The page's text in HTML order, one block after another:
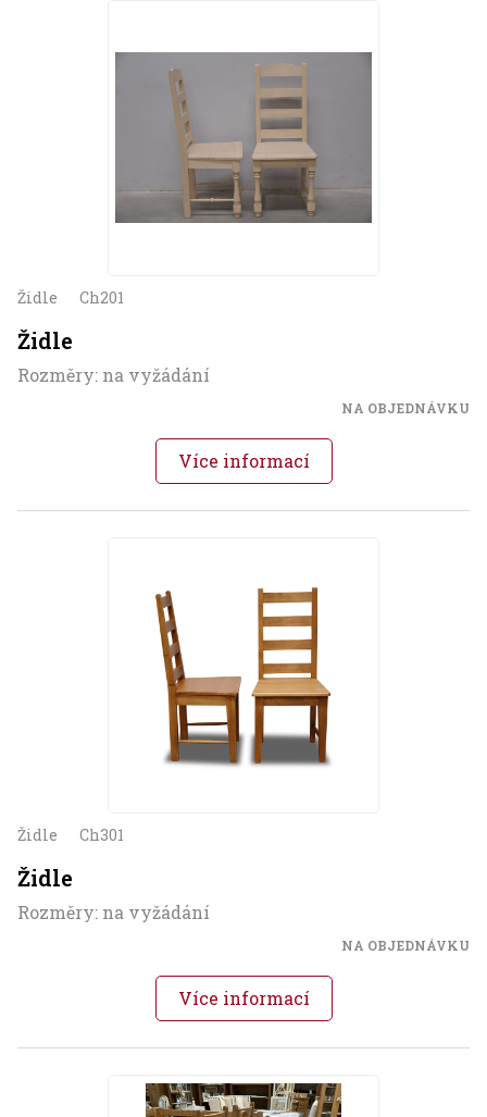
Židle Ch201
Židle
Rozměry: na vyžádání
NA OBJEDNÁVKU
Více informací
Židle Ch301
Židle
Rozměry: na vyžádání
NA OBJEDNÁVKU
Více informací